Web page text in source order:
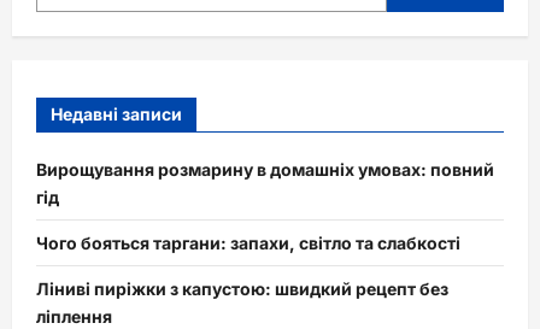
Недавні записи
Вирощування розмарину в домашніх умовах: повний
гід
Чого бояться таргани: запахи, світло та слабкості
Ліниві пиріжки з капустою: швидкий рецепт без
ліплення